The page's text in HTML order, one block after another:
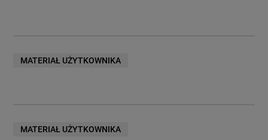
MATERIAŁ UŻYTKOWNIKA
MATERIAŁ UŻYTKOWNIKA